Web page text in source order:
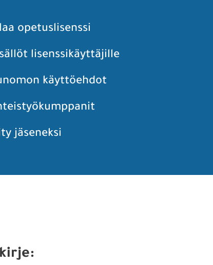
opetuslisenssi
lisenssikäyttäjille
käyttöehdot
jäseneksi